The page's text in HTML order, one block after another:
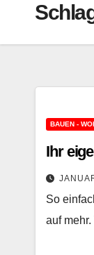
BAUEN -
Ihr
So
auf